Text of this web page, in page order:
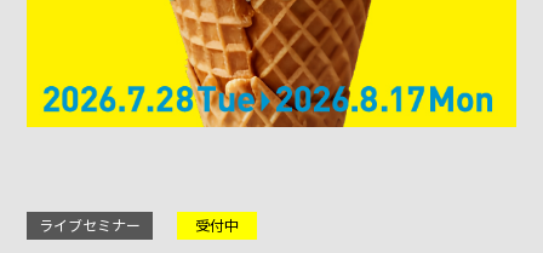
ライブセミナー 受付中